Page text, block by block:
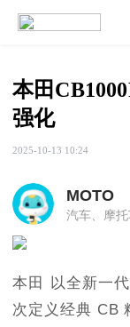
本田
强化
2025-10-13 10:24
MOTO
汽车、摩托
本田 以全新一
次定义经典 CB